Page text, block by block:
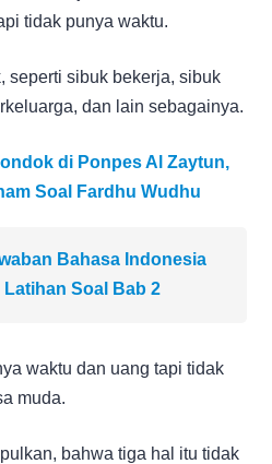
tidak punya waktu.
seperti sibuk bekerja, sibuk
dan lain sebagainya.
di Ponpes Al Zaytun,
Soal Fardhu Wudhu
Bahasa Indonesia
Latihan Soal Bab 2
waktu dan uang tapi tidak
muda.
bahwa tiga hal itu tidak